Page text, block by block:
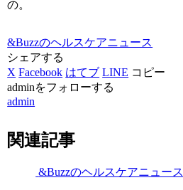
の。
&Buzzのヘルスケアニュース
シェアする
X Facebook はてブ LINE コピー
adminをフォローする
admin
関連記事
&Buzzのヘルスケアニュース